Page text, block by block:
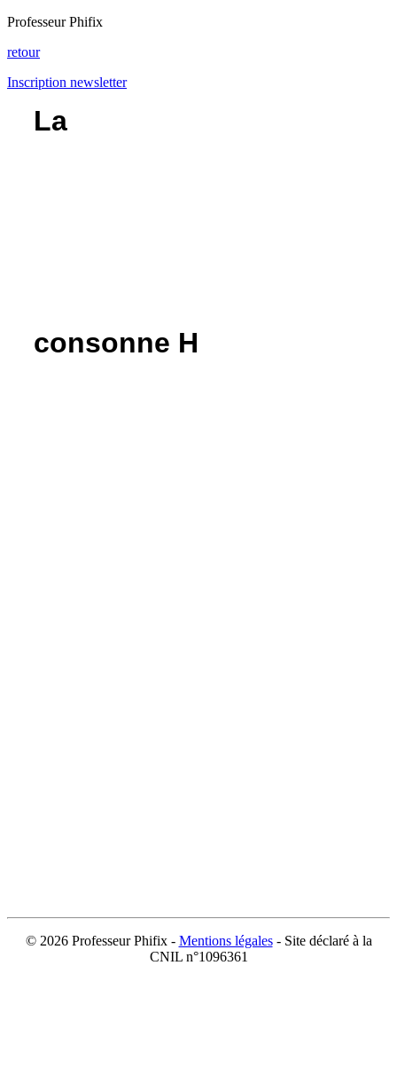
Professeur Phifix
retour
Inscription newsletter
La
consonne H
© 2026 Professeur Phifix - Mentions légales- Site déclaré à la
CNIL n°1096361